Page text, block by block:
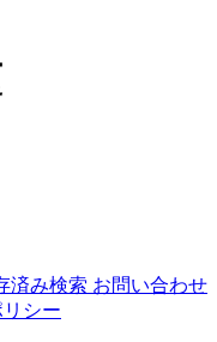
済み検索 お問い合わせ
リシー